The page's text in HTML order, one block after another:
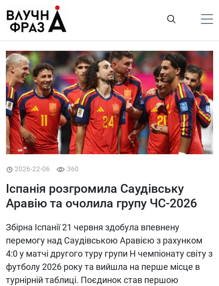
содержимому
Політика
Гроші
Життя
Лайфстайл
ТехноНаука
Людина
Ukraine
Про нас
2026-22-06 360
Іспанія розгромила Саудівську
Аравію та очолила групу ЧС-2026
Збірна Іспанії 21 червня здобула впевнену
перемогу над Саудівською Аравією з рахунком
4:0 у матчі другого туру групи H чемпіонату світу з
футболу 2026 року та вийшла на перше місце в
турнірній таблиці. Поєдинок став першою